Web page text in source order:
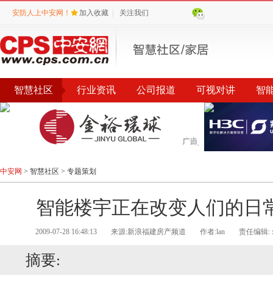
安防人上中安网！ 加入收藏 关注我们
智慧社区 行业资讯 公司报道 可视对讲 智
中安网 > 智慧社区 > 专题策划
智能楼宇正在改变人们的日
2009-07-28 16:48:13 来源:新浪福建房产频道 作者:lan 责任编辑:
摘要: